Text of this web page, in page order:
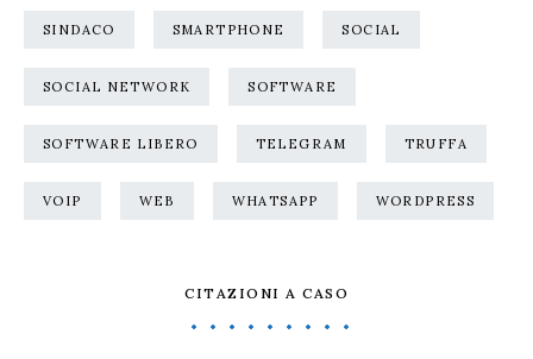
SINDACO SMARTPHONE SOCIAL
SOCIAL NETWORK SOFTWARE
SOFTWARE LIBERO TELEGRAM TRUFFA
VOIP WEB WHATSAPP WORDPRESS
CITAZIONI A CASO